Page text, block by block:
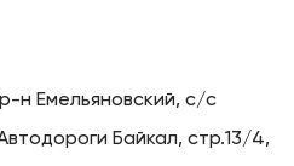
н Емельяновский, с/с
Байкал, стр.13/4,